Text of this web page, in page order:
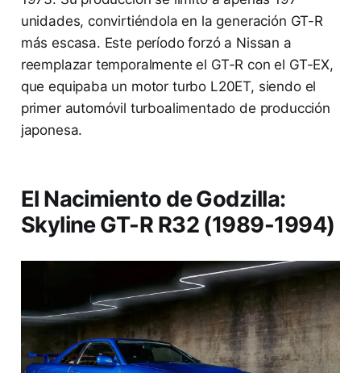
unidades, convirtiéndola en la generación GT-R
más escasa. Este período forzó a Nissan a
reemplazar temporalmente el GT-R con el GT-EX,
que equipaba un motor turbo L20ET, siendo el
primer automóvil turboalimentado de producción
japonesa.
El Nacimiento de Godzilla:
Skyline GT-R R32 (1989-1994)